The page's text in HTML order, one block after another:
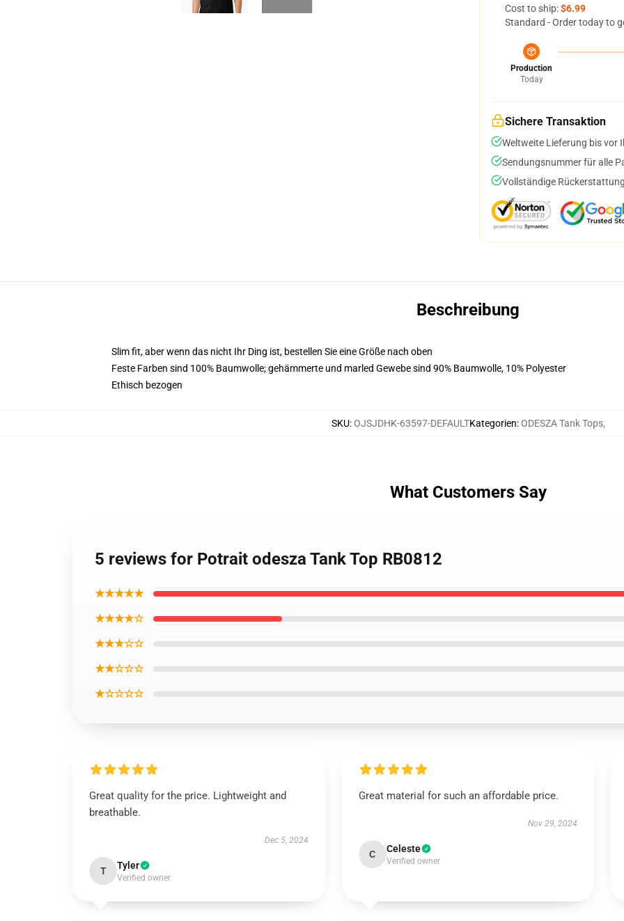
Cost to ship:$6.99
Standard - Order today to
Production
Today
Sichere Transaktion
Weltweite Lieferung bis vor
Sendungsnummer für alle
Vollständige
Beschreibung
Slim fit, aber wenn das nicht Ihr Ding ist, bestellen Sie eine Größe nach oben
Feste Farben sind 100% Baumwolle; gehämmerte und marled Gewebe sind 90% Baumwolle, 10% Polyester
Ethisch bezogen
SKU:OJSJDHK-63597-DEFAULTKategorien:ODESZA Tank Tops,
What Customers Say
5 reviews for Potrait odesza Tank Top RB0812
★★★★★
★★★★☆
★★★☆☆
★★☆☆☆
★☆☆☆☆
Great quality for the price. Lightweight and
breathable.
Dec 5, 2024
T Tyler
Verified owner
Great material for such an affordable price.
Nov 29, 2024
C Celeste
Verified owner